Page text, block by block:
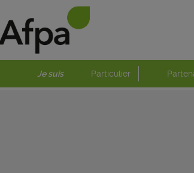
Je suis Particulier